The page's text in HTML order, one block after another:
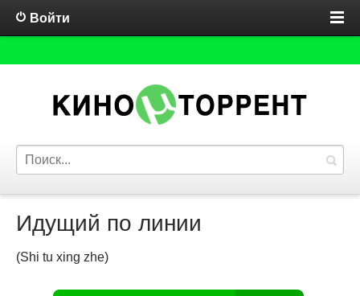
Войти
Идущий по линии
(Shi tu xing zhe)